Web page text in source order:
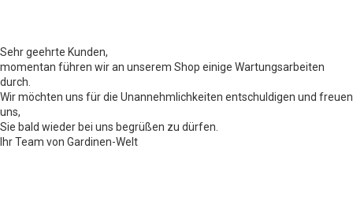
Sehr geehrte Kunden,
momentan führen wir an unserem Shop einige Wartungsarbeiten
durch.
Wir möchten uns für die Unannehmlichkeiten entschuldigen und freuen
uns,
Sie bald wieder bei uns begrüßen zu dürfen.
Ihr Team von Gardinen-Welt